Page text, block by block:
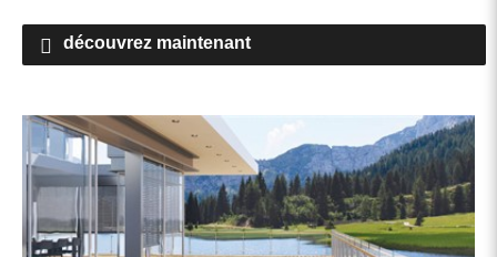
découvrez maintenant